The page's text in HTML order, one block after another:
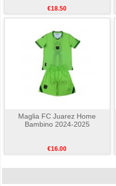
€18.50
Maglia FC Juarez Home
Bambino 2024-2025
€16.00